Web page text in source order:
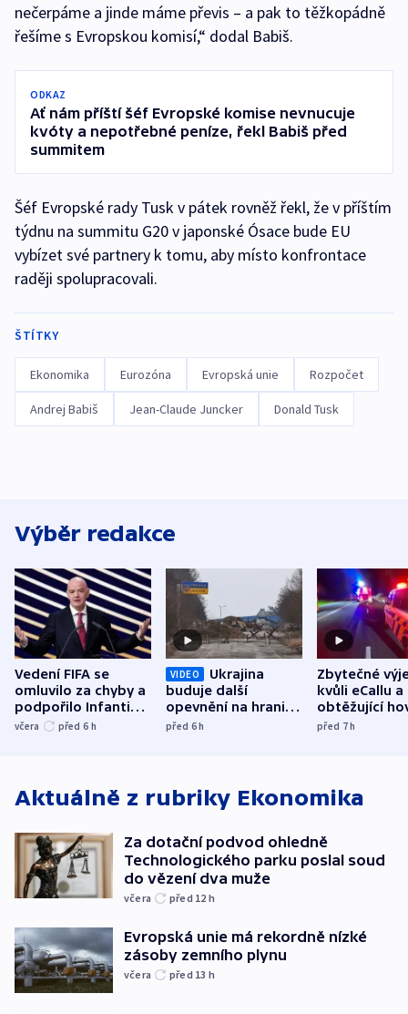
nečerpáme a jinde máme převis – a pak to těžkopádně
řešíme s Evropskou komisí,“ dodal Babiš.
ODKAZ
Ať nám příští šéf Evropské komise nevnucuje
kvóty a nepotřebné peníze, řekl Babiš před
summitem
Šéf Evropské rady Tusk v pátek rovněž řekl, že v příštím
týdnu na summitu G20 v japonské Ósace bude EU
vybízet své partnery k tomu, aby místo konfrontace
raději spolupracovali.
ŠTÍTKY
Ekonomika Eurozóna Evropská unie Rozpočet
Andrej Babiš Jean-Claude Juncker Donald Tusk
Výběr redakce
Vedení FIFA se
omluvilo za chyby a
podpořilo Infantina.
UEFA trvá na
včera před 6 h
VIDEO
Ukrajina
buduje další
opevnění na hranici
s Běloruskem
před 6h
Zbytečné
kvůli eCallu a
obtěžující
zdržují
před 7h
Aktuálně z rubriky Ekonomika
Za dotační podvod ohledně
Technologického parku poslal soud
do vězení dva muže
včera před 12 h
Evropská unie má rekordně nízké
zásoby zemního plynu
včera před 13 h